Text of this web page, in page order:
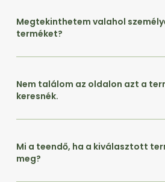
Megtekinthetem valahol
terméket?
Nem találom az oldalon azt a
keresnék.
Mi a teendő, ha a kiválasztott
meg?